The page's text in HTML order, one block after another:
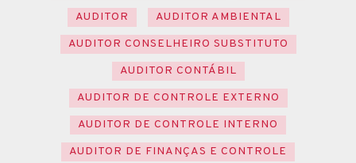
AUDITOR
AUDITOR AMBIENTAL
AUDITOR CONSELHEIRO SUBSTITUTO
AUDITOR CONTÁBIL
AUDITOR DE CONTROLE EXTERNO
AUDITOR DE CONTROLE INTERNO
AUDITOR DE FINANÇAS E CONTROLE